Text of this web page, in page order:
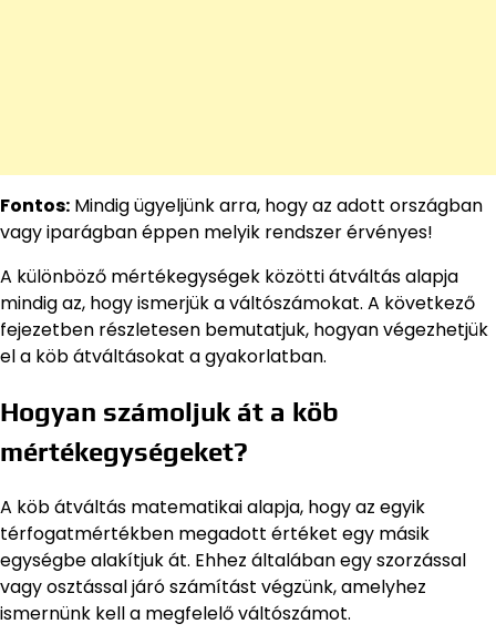
Fontos: Mindig ügyeljünk arra, hogy az adott országban
vagy iparágban éppen melyik rendszer érvényes!
A különböző mértékegységek közötti átváltás alapja
mindig az, hogy ismerjük a váltószámokat. A következő
fejezetben részletesen bemutatjuk, hogyan végezhetjük
el a köb átváltásokat a gyakorlatban.
Hogyan számoljuk át a köb
mértékegységeket?
A köb átváltás matematikai alapja, hogy az egyik
térfogatmértékben megadott értéket egy másik
egységbe alakítjuk át. Ehhez általában egy szorzással
vagy osztással járó számítást végzünk, amelyhez
ismernünk kell a megfelelő váltószámot.